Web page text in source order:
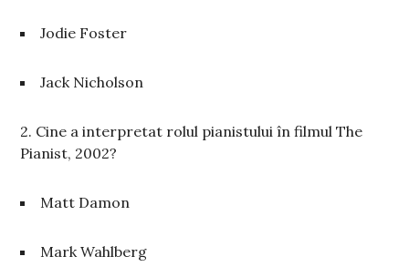
Jodie Foster
Jack Nicholson
2. Cine a interpretat rolul pianistului în filmul The
Pianist, 2002?
Matt Damon
Mark Wahlberg